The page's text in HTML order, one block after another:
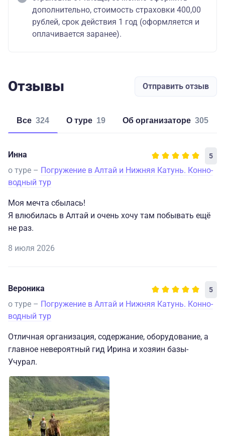
дополнительно, стоимость страховки 400,00
рублей, срок действия 1 год (оформляется и
оплачивается заранее).
Отзывы Отправить отзыв
Все 324 о туре 19 об организаторе 305
Инна 5
о туре – Погружение в Алтай и Нижняя Катунь. Конно-
водный тур
Моя мечта сбылась!
Я влюбилась в Алтай и очень хочу там побывать ещё
не раз.
8 июля 2026
Вероника 5
о туре – Погружение в Алтай и Нижняя Катунь. Конно-
водный тур
Отличная организация, содержание, оборудование, а
главное невероятный гид Ирина и хозяин базы-
Учурал.